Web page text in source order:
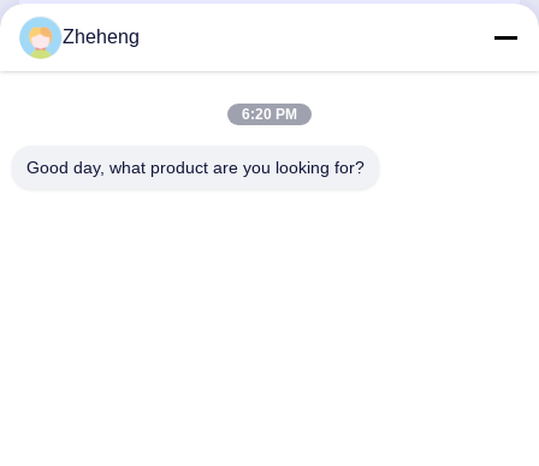
Zheheng
6:20 PM
Good day, what product are you looking for?